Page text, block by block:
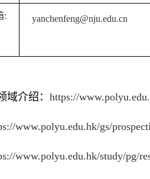
: yanchenfeng@nju.edu.cn
域介绍：https://
www.polyu.edu.hk/gs/
www.polyu.edu.hk/study/pg/